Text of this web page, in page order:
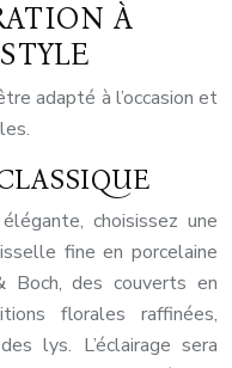
À
adapté à l’occasion et
choisissez une
fine en porcelaine
Boch, des couverts en
florales raffinées,
lys. L’éclairage sera